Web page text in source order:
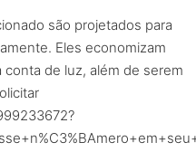
são projetados para
Eles economizam
de luz, além de serem